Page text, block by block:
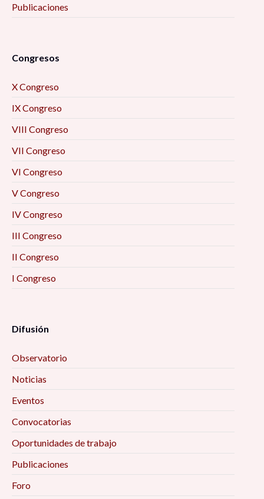
Publicaciones
Congresos
X Congreso
IX Congreso
VIII Congreso
VII Congreso
VI Congreso
V Congreso
IV Congreso
III Congreso
II Congreso
I Congreso
Difusión
Observatorio
Noticias
Eventos
Convocatorias
Oportunidades de trabajo
Publicaciones
Foro